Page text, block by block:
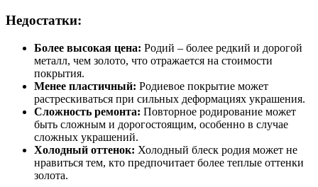
Недостатки:
Более высокая цена: Родий – более редкий и дорогой
металл, чем золото, что отражается на стоимости
покрытия.
Менее пластичный: Родиевое покрытие может
растрескиваться при сильных деформациях украшения.
Сложность ремонта: Повторное родирование может
быть сложным и дорогостоящим, особенно в случае
сложных украшений.
Холодный оттенок: Холодный блеск родия может не
нравиться тем, кто предпочитает более теплые оттенки
золота.